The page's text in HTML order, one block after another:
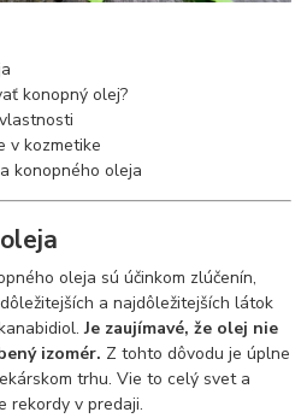
konopný olej?
v kozmetike
konopného oleja
oleja sú účinkom zlúčenín,
a najdôležitejších látok
Je zaujímavé, že olej nie
izomér. Z tohto dôvodu je úplne
trhu. Vie to celý svet a
rekordy v predaji.